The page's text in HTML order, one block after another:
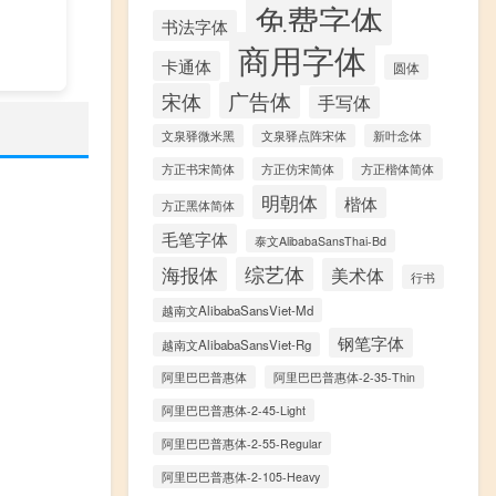
书法字体 免费字体
卡通体 商用字体 圆体
宋体 广告体 手写体
文泉驿微米黑 文泉驿点阵宋体
新叶念体
方正书宋简体
方正仿宋简体 方正楷体简体
方正黑体简体 明朝体 楷体
毛笔字体 泰文AlibabaSansThai-Bd
海报体 综艺体 美术体
行书
越南文AlibabaSansViet-Md
越南文AlibabaSansViet-Rg
钢笔字体
阿里巴巴普惠体
阿里巴巴普惠体-2-35-Thin
阿里巴巴普惠体-2-45-Light
阿里巴巴普惠体-2-55-Regular
阿里巴巴普惠体-2-105-Heavy